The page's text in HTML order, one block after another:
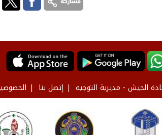
الجيش - مديرية التوجيه إتصل بنا